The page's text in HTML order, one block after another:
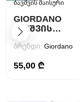
ბავშვის მაისური
GIORDANO
ᲑᲐᲕᲨᲕᲘᲡ
ᲛᲐᲘᲡᲣᲠᲘ
ბრენდი: Giordano
55,00 ₾